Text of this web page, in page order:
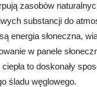
zasobów
substancji do
energia słoneczna,
w panele
to doskonały
śladu węglowego.